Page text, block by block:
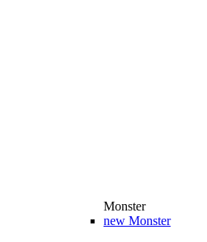
Monster
new Monster